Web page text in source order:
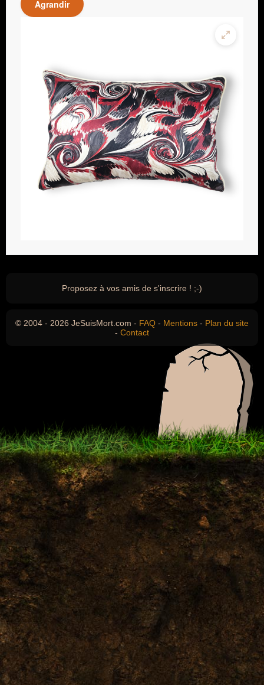
Agrandir
Proposez à vos amis de s'inscrire ! ;-)
© 2004 - 2026 JeSuisMort.com - FAQ - Mentions - Plan du site
- Contact